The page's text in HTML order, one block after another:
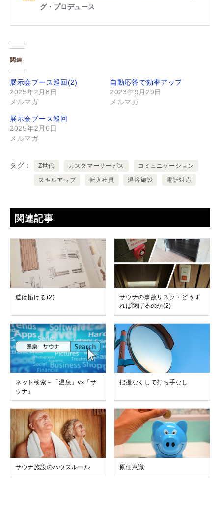
関連
展示会ブース巡回(2)
2025年2月8日
メルマガ
自動応答で効率アップ
2023年9月29日
メルマガ
展示会ブース巡回
2025年2月6日
メルマガ
タグ Z世代 カスタマーサービス コミュニケーション
スキルアップ 新入社員 温浴施設 電話対応
関連記事
道は拓ける(2)
サウナの事故リスク・どうす
れば防げるのか(2)
ネット検索～「温泉」vs「サ
ウナ」
把握なくして打ち手なし
サウナ施設のハウスルール 原価意識